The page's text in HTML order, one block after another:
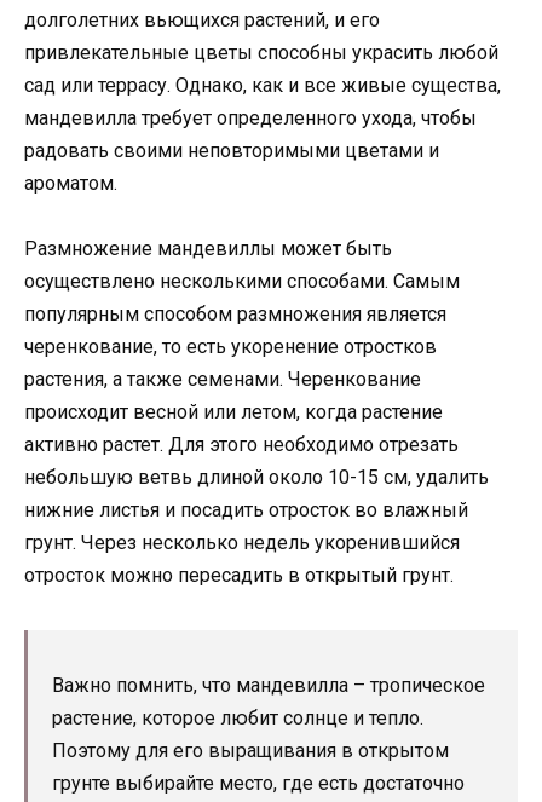
долголетних вьющихся растений, и его
привлекательные цветы способны украсить любой
сад или террасу. Однако, как и все живые существа,
мандевилла требует определенного ухода, чтобы
радовать своими неповторимыми цветами и
ароматом.
Размножение мандевиллы может быть
осуществлено несколькими способами. Самым
популярным способом размножения является
черенкование, то есть укоренение отростков
растения, а также семенами. Черенкование
происходит весной или летом, когда растение
активно растет. Для этого необходимо отрезать
небольшую ветвь длиной около 10-15 см, удалить
нижние листья и посадить отросток во влажный
грунт. Через несколько недель укоренившийся
отросток можно пересадить в открытый грунт.
Важно помнить, что мандевилла – тропическое
растение, которое любит солнце и тепло.
Поэтому для его выращивания в открытом
грунте выбирайте место, где есть достаточно